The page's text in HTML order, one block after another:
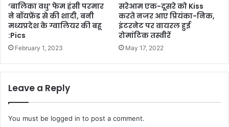
‘बालिका वधु’ फेम हंसी परमार
ने बॉयफ्रेंड से की शादी, बनी
मध्यप्रदेश के ग्वालियर की बहू
:Pics
February 1, 2023
सरेआम एक-दूसरे को Kiss
करते नजर आए प्रियंका-निक,
इंटरनेट पर वायरल हुई
रोमांटिक तस्वीरें
May 17, 2022
Leave a Reply
You must be logged in to post a comment.